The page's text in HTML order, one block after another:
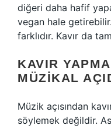
diğeri daha hafif
vegan hale
farklıdır. Kavır da
KAVIR
MÜZIKAL
Müzik açısından
söylemek değildir.